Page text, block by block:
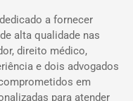
a fornecer
alta qualidade nas
direito médico,
e dois advogados
em
para atender